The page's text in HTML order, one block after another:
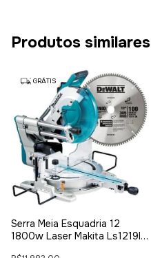
Produtos similares
GRÁTIS
Serra Meia Esquadria 12
1800w Laser Makita Ls1219l